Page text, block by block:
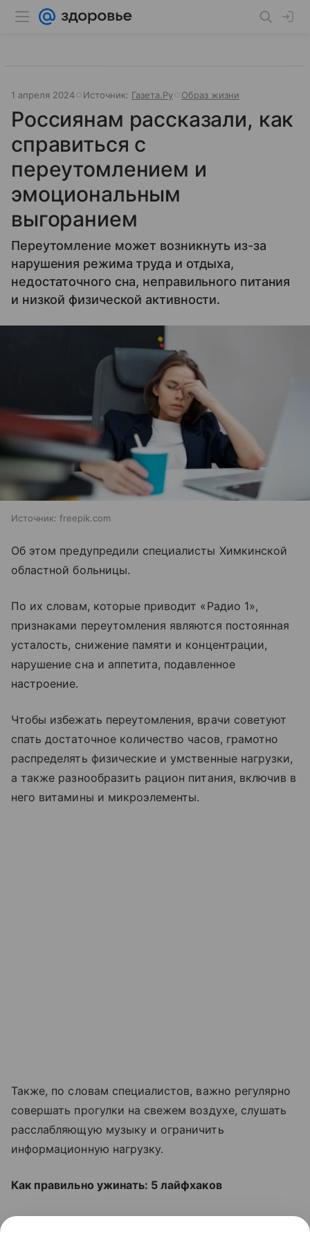
1 апреля 2024 Источник: Газета.Ру Образ жизни
Россиянам рассказали, как
справиться с
переутомлением и
эмоциональным
выгоранием
Переутомление может возникнуть из-за
нарушения режима труда и отдыха,
недостаточного сна, неправильного питания
и низкой физической активности.
Источник: freepik.com
Об этом предупредили специалисты Химкинской
областной больницы.
По их словам, которые приводит «Радио 1»,
признаками переутомления являются постоянная
усталость, снижение памяти и концентрации,
нарушение сна и аппетита, подавленное
настроение.
Чтобы избежать переутомления, врачи советуют
спать достаточное количество часов, грамотно
распределять физические и умственные нагрузки,
а также разнообразить рацион питания, включив в
него витамины и микроэлементы.
Также, по словам специалистов, важно регулярно
совершать прогулки на свежем воздухе, слушать
расслабляющую музыку и ограничить
информационную нагрузку.
Как правильно ужинать: 5 лайфхаков
Читайте также:11 знаменитостей с диагнозом